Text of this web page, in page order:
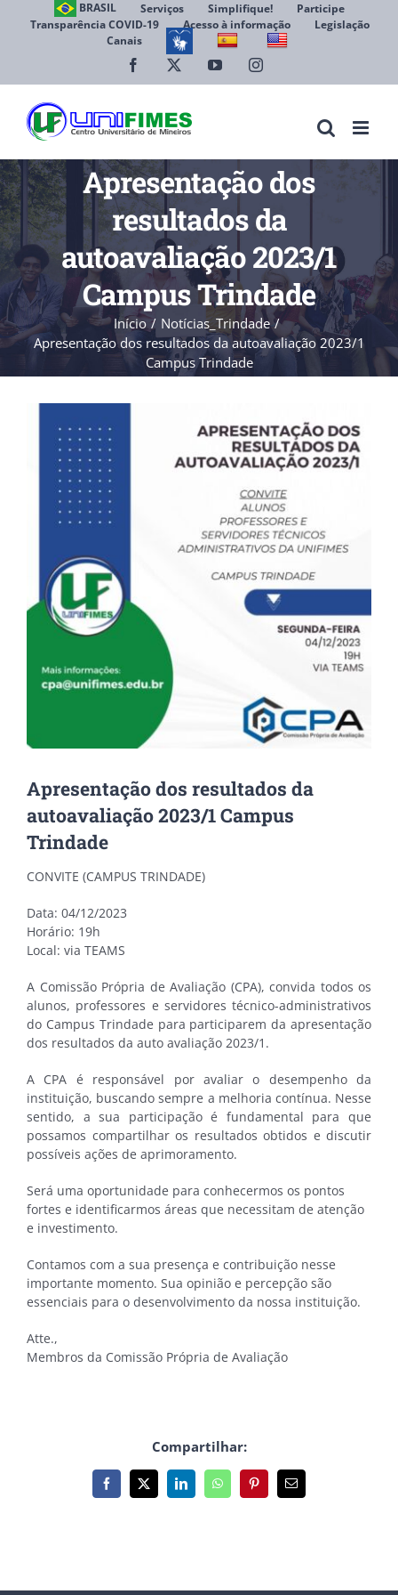
BRASIL Serviços Simplifique!
Participe
Transparência COVID-19
Acesso à informação
Legislação
Canais
Facebook YouTubeInstagram
Apresentação dos
resultados da
autoavaliação 2023/1
Campus Trindade
Início
Notícias_Trindade
Apresentação dos resultados da autoavaliação 2023/1
Campus Trindade
Larger
Image
Apresentação dos resultados da
autoavaliação 2023/1 Campus
Trindade
CONVITE (CAMPUS TRINDADE)
Data: 04/12/2023
Horário: 19h
Local: via TEAMS
A Comissão Própria de Avaliação (CPA), convida todos os
alunos, professores e servidores técnico-administrativos
do Campus Trindade para participarem da apresentação
dos resultados da auto avaliação 2023/1.
A CPA é responsável por avaliar o desempenho da
instituição, buscando sempre a melhoria contínua. Nesse
sentido, a sua participação é fundamental para que
possamos compartilhar os resultados obtidos e discutir
possíveis ações de aprimoramento.
Será uma oportunidade para conhecermos os pontos
fortes e identificarmos áreas que necessitam de atenção
e investimento.
Contamos com a sua presença e contribuição nesse
importante momento. Sua opinião e percepção são
essenciais para o desenvolvimento da nossa instituição.
Atte.,
Membros da Comissão Própria de Avaliação
Compartilhar:
Facebook
X LinkedInWhatsAppPinterest
E-
mail